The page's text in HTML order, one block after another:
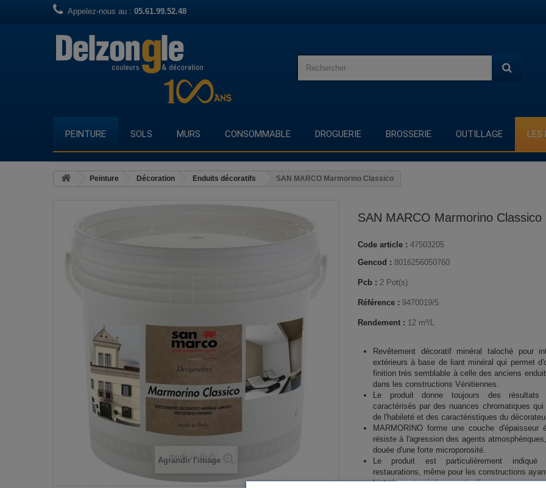
Appelez-nous au : 05.61.99.52.48
PEINTURE SOLS MURS CONSOMMABLE DROGUERIE BROSSERIE OUTILLAGE LES
Peinture Décoration Enduits décoratifs SAN MARCO Marmorino Classico
Agrandir l'image
SAN MARCO Marmorino Classico
Code article : 47503205
Gencod : 8016256050760
Pcb : 2 Pot(s)
Référence : 9470019/5
Rendement : 12 m²/L
Revêtement décoratif minéral taloché pour
extérieurs à base de liant minéral qui permet
finition très semblable à celle des anciens
dans les constructions Vénitiennes.
Le produit donne toujours des résultats
caractérisés par des nuances chromatiques qui
de l'habileté et des caractéristiques du
MARMORINO forme une couche d'épaisseur
résiste à l'agression des agents
douée d'une forte microporosité.
Le produit est particulièrement
restaurations, même pour les constructions
historique et artistique particulier.